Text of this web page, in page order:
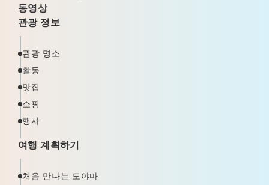
동영상
관광 정보
관광 명소
활동
맛집
쇼핑
행사
여행 계획하기
처음 만나는 도야마